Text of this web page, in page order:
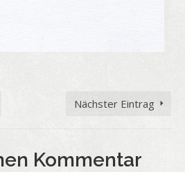
Nächster Eintrag
Kommentar